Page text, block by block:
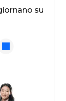
su